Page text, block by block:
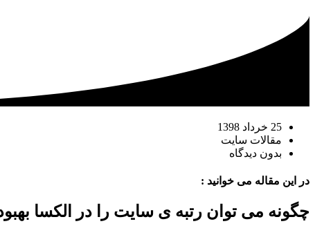
25 خرداد 1398
مقالات سایت
بدون دیدگاه
در این مقاله می خوانید :
چگونه می توان رتبه ی سایت را در الکسا